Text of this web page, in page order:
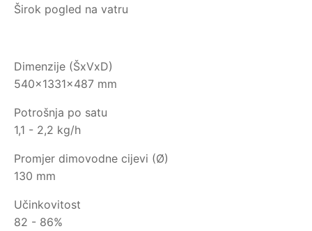
Širok pogled na vatru
Dimenzije (ŠxVxD)
540x1331x487 mm
Potrošnja po satu
1,1 - 2,2 kg/h
Promjer dimovodne cijevi (Ø)
130 mm
Učinkovitost
82 - 86%